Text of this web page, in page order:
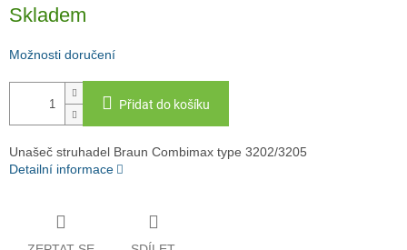
cena:
Skladem
Možnosti doručení
Přidat do košíku
Unašeč struhadel Braun Combimax type 3202/3205
Detailní informace